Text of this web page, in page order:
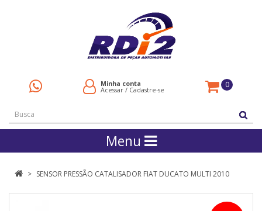
Minha conta
Acessar / Cadastre-se
0
Menu
SENSOR PRESSÃO CATALISADOR FIAT DUCATO MULTI 2010